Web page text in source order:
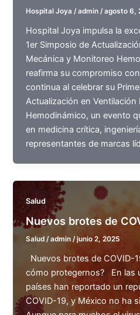
Hospital Joya /admin/agosto 6,
Hospital Joya impulsa la
1er Simposio de
Mecánica y Monitoreo
reafirma su compromiso
continua al celebrar su
Actualización en
Hemodinámico, un evento
en medicina crítica,
representantes de marcas
Salud
Nuevos brotes de
Salud /admin/junio 2, 2025
Nuevos brotes de COVID-
cómo protegernos? En las
países han reportado un
COVID-19, y México no ha